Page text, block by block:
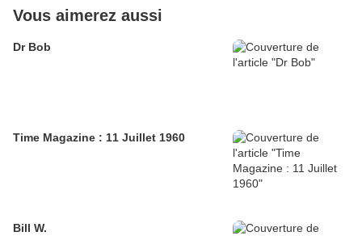
Vous aimerez aussi
Dr Bob
Time Magazine : 11 Juillet 1960
Bill W.